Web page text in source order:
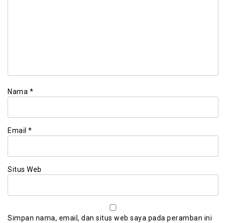
Nama *
Email *
Situs Web
Simpan nama, email, dan situs web saya pada peramban ini